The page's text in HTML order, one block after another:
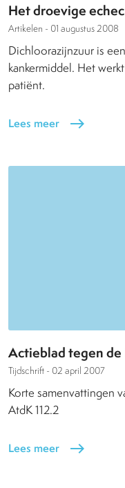
Het droevige
Artikelen - 01 augustus 2008
Dichloorazijnzuur is
kankermiddel. Het
patiënt.
Lees meer east
Actieblad tegen de
Tijdschrift - 02 april 2007
Korte samenvattingen
AtdK 112.2
Lees meer east